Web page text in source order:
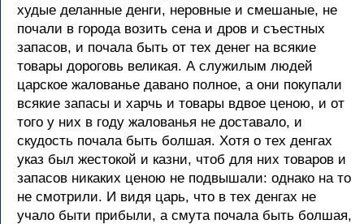
худые деланные денги, неровные и смешаные, не
почали в города возить сена и дров и съестных
запасов, и почала быть от тех денег на всякие
товары дороговь великая. А служилым людей
царское жалованье давано полное, а они покупали
всякие запасы и харчь и товары вдвое ценою, и от
того у них в году жалованья не доставало, и
скудость почала быть болшая. Хотя о тех денгах
указ был жестокой и казни, чтоб для них товаров и
запасов никаких ценою не подвышали: однако на то
не смотрили. И видя царь, что в тех денгах не
учало быти прибыли, а смута почала быть болшая,